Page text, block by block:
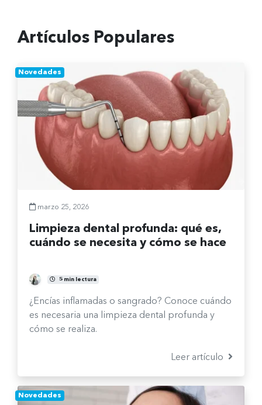
Artículos Populares
Novedades
marzo 25, 2026
Limpieza dental profunda: qué es,
cuándo se necesita y cómo se hace
Fernanda Burgos Sepúlveda
5 min lectura
¿Encías inflamadas o sangrado? Conoce cuándo
es necesaria una limpieza dental profunda y
cómo se realiza.
Leer artículo
Novedades